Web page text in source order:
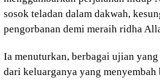
sosok teladan dalam dakwah,
pengorbanan demi meraih ridha
Ia menuturkan, berbagai ujian
dari keluarganya yang